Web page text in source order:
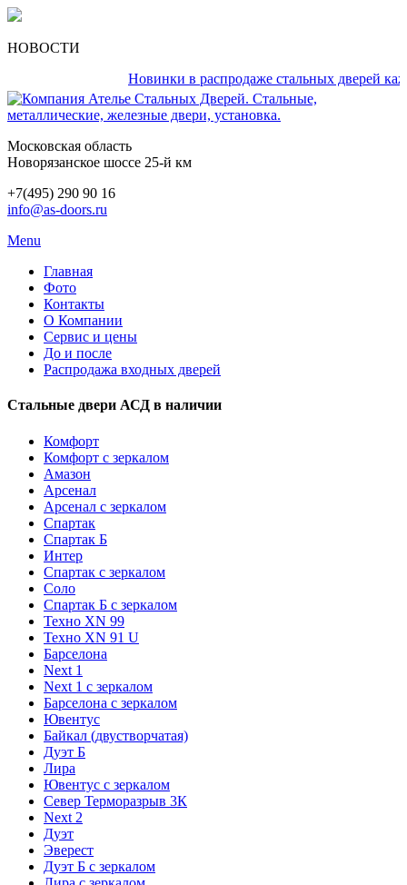
НОВОСТИ
Новинки в распродаже стальных дверей каждый
Московская область
Новорязанское шоссе 25-й км
+7(495) 290 90 16
info@as-doors.ru
Menu
Главная
Фото
Контакты
О Компании
Сервис и цены
До и после
Распродажа входных дверей
Стальные двери АСД в наличии
Комфорт
Комфорт с зеркалом
Амазон
Арсенал
Арсенал с зеркалом
Спартак
Спартак Б
Интер
Спартак с зеркалом
Соло
Спартак Б с зеркалом
Техно XN 99
Техно XN 91 U
Барселона
Next 1
Next 1 с зеркалом
Барселона с зеркалом
Ювентус
Байкал (двустворчатая)
Дуэт Б
Лира
Ювентус с зеркалом
Север Терморазрыв 3К
Next 2
Дуэт
Эверест
Дуэт Б с зеркалом